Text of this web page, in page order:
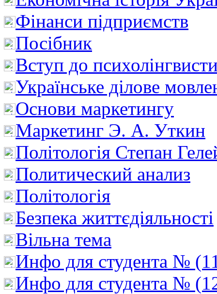
Фінанси підприємств
Посібник
Вступ до
Українське ділове
Основи маркетингу
Маркетинг Э. А. Уткин
Політологія Степан
Политический анализ
Політологія
Безпека життєдіяльності
Вільна тема
Инфо для студента №
Инфо для студента №